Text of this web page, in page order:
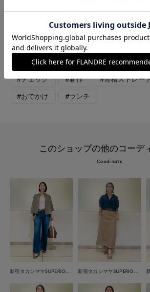
#ワンピース #休日 #女子会
#ウォッシャブル #イージーケア
#チェック #新作 #骨格ストレー
#おでかけ #ランチ
このショップの他のコーデ
Coodinate